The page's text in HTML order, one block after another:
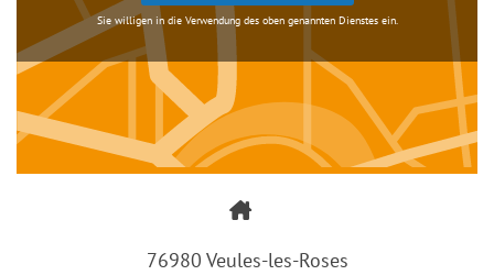
Sie willigen in die Verwendung des oben genannten Dienstes ein.
76980 Veules-les-Roses